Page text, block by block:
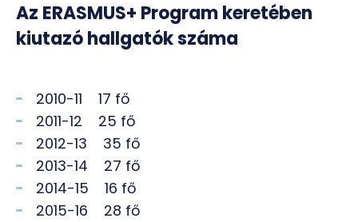
Az ERASMUS+ Program keretében
kiutazó hallgatók száma
2010-11 17 fő
2011-12 25 fő
2012-13 35 fő
2013-14 27 fő
2014-15 16 fő
2015-16 28 fő